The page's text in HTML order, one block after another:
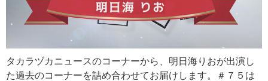
タカラヅカニュースのコーナーから、明日海りおが出演し
た過去のコーナーを詰め合わせてお届けします。＃７５は